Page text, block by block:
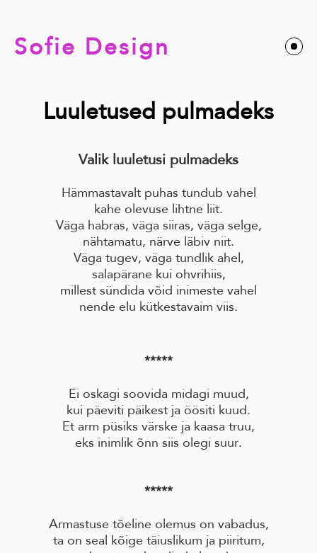
Sofie Design
Luuletused pulmadeks
Valik luuletusi pulmadeks
Hämmastavalt puhas tundub vahel
kahe olevuse lihtne liit.
Väga habras, väga siiras, väga selge,
nähtamatu, närve läbiv niit.
Väga tugev, väga tundlik ahel,
salapärane kui ohvrihiis,
millest sündida võid inimeste vahel
nende elu kütkestavaim viis.
*****
Ei oskagi soovida midagi muud,
kui päeviti päikest ja öösiti kuud.
Et arm püsiks värske ja kaasa truu,
eks inimlik õnn siis olegi suur.
*****
Armastuse tõeline olemus on vabadus,
ta on seal kõige täiuslikum ja piiritum,